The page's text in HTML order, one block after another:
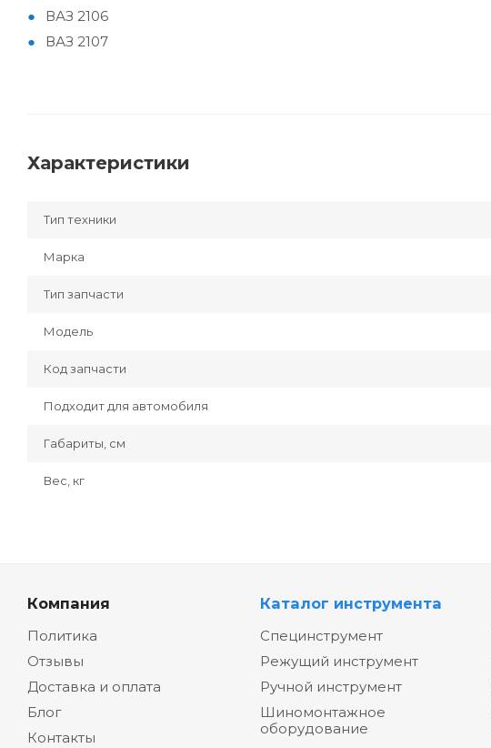
ВАЗ 2106
ВАЗ 2107
Характеристики
Тип техники
Марка
Тип запчасти
Модель
Код запчасти
Подходит для автомобиля
Габариты, см
Вес, кг
Компания
Политика
Отзывы
Доставка и оплата
Блог
Контакты
Каталог инструмента
Специнструмент
Режущий инструмент
Ручной инструмент
Шиномонтажное
оборудование